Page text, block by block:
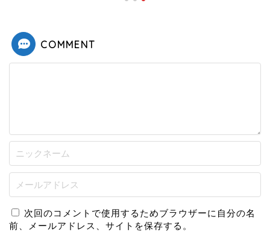
COMMENT
次回のコメントで使用するためブラウザーに自分の名
前、メールアドレス、サイトを保存する。